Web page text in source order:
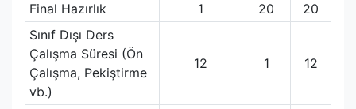
Final Hazırlık
1 20
20
Sınıf Dışı Ders
Çalışma Süresi (Ön
Çalışma, Pekiştirme
vb.)
12 1 12